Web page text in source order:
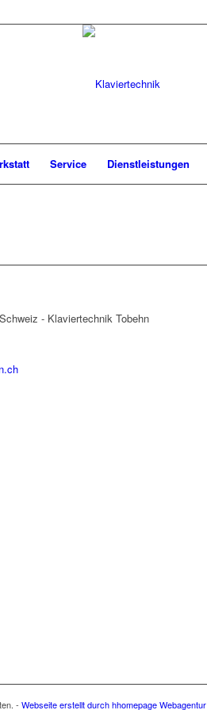
Service Dienstleistungen
- Webseite erstellt durch hhomepage Webagentur